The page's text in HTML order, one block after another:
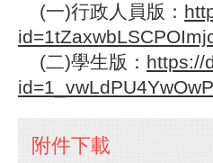
(一)行政人員版：
(二)學生版： https://
附件下載